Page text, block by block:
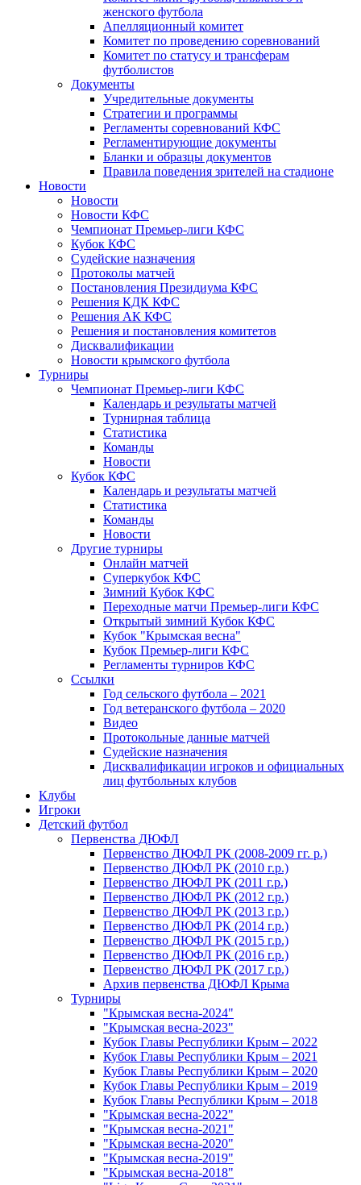
женского футбола
Апелляционный комитет
Комитет по проведению соревнований
Комитет по статусу и трансферам
футболистов
Документы
Учредительные документы
Стратегии и программы
Регламенты соревнований КФС
Регламентирующие документы
Бланки и образцы документов
Правила поведения зрителей на стадионе
Новости
Новости
Новости КФС
Чемпионат Премьер-лиги КФС
Кубок КФС
Судейские назначения
Протоколы матчей
Постановления Президиума КФС
Решения КДК КФС
Решения АК КФС
Решения и постановления комитетов
Дисквалификации
Новости крымского футбола
Турниры
Чемпионат Премьер-лиги КФС
Календарь и результаты матчей
Турнирная таблица
Статистика
Команды
Новости
Кубок КФС
Календарь и результаты матчей
Статистика
Команды
Новости
Другие турниры
Онлайн матчей
Суперкубок КФС
Зимний Кубок КФС
Переходные матчи Премьер-лиги КФС
Открытый зимний Кубок КФС
Кубок "Крымская весна"
Кубок Премьер-лиги КФС
Регламенты турниров КФС
Ссылки
Год сельского футбола – 2021
Год ветеранского футбола – 2020
Видео
Протокольные данные матчей
Судейские назначения
Дисквалификации игроков и официальных
лиц футбольных клубов
Клубы
Игроки
Детский футбол
Первенства ДЮФЛ
Первенство ДЮФЛ РК (2008-2009 гг. р.)
Первенство ДЮФЛ РК (2010 г.р.)
Первенство ДЮФЛ РК (2011 г.р.)
Первенство ДЮФЛ РК (2012 г.р.)
Первенство ДЮФЛ РК (2013 г.р.)
Первенство ДЮФЛ РК (2014 г.р.)
Первенство ДЮФЛ РК (2015 г.р.)
Первенство ДЮФЛ РК (2016 г.р.)
Первенство ДЮФЛ РК (2017 г.р.)
Архив первенства ДЮФЛ Крыма
Турниры
"Крымская весна-2024"
"Крымская весна-2023"
Кубок Главы Республики Крым – 2022
Кубок Главы Республики Крым – 2021
Кубок Главы Республики Крым – 2020
Кубок Главы Республики Крым – 2019
Кубок Главы Республики Крым – 2018
"Крымская весна-2022"
"Крымская весна-2021"
"Крымская весна-2020"
"Крымская весна-2019"
"Крымская весна-2018"